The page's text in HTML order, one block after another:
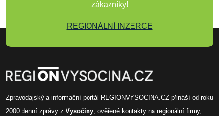
zákazníky!
REGIONÁLNÍ INZERCE
Zpravodajský a informační portál REGIONVYSOCINA.CZ přináší od roku
2000 denní zprávy z Vysočiny , ověřené kontakty na regionální firmy,